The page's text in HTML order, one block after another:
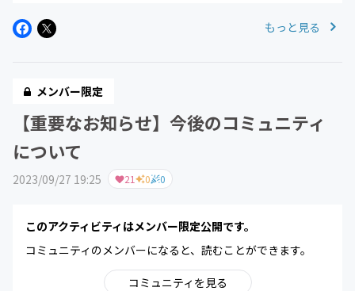
もっと見る
メンバー限定
【重要なお知らせ】今後のコミュニティ
について
2023/09/27 19:25 21 0 0
このアクティビティはメンバー限定公開です。
コミュニティのメンバーになると、読むことができます。
コミュニティを見る